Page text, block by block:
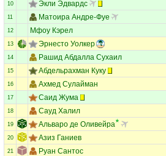
10 Экли Эдвардс
11 Матоира Андре-Фуе
12 Мфоу Кэрел
13 Эрнесто Уолкер
14 Рашид Абдалла Сухаил
15 Абдельрахман Куку
16 Ахмед Сулайман
17 Саид Жума
18 Сауд Халил
19 Альваро де Оливейра
20 Азиз Ганиев
21 Руан Сантос